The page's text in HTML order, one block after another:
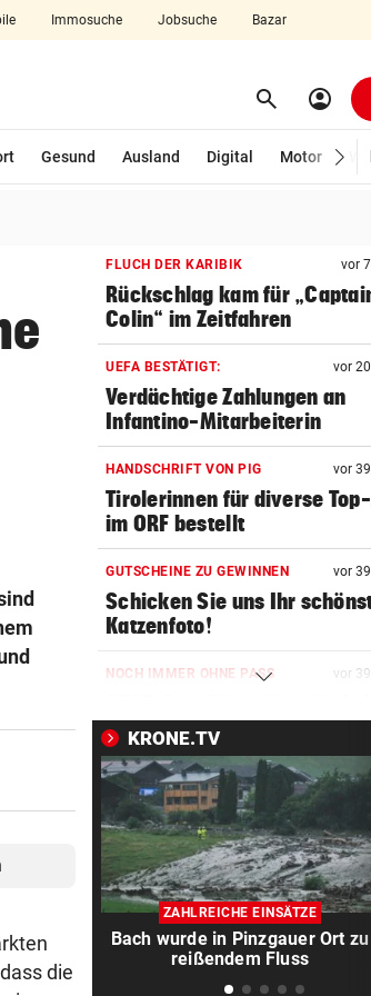
Immosuche Jobsuche Bazar
search Suchen
account_circle
Gesund Ausland Digital Motor
die
FLUCH DER KARIBIK vor
Rückschlag kam für
Colin“ im Zeitfahren
UEFA BESTÄTIGT: vor
Verdächtige Zahlungen an
Infantino-Mitarbeiterin
HANDSCHRIFT VON PIG vor
Tirolerinnen für diverse
im ORF bestellt
GUTSCHEINE ZU GEWINNEN vor
Schicken Sie uns Ihr
Katzenfoto!
NOCH IMMER OHNE PASS vor
Österreich
VORSCHLAG FÜR ROUTE vor 39
Land Salzburg hält dem S-
Bahn frei
POSSE UM ÖFB-CAMPUS vor
Wie Bezirksvorsteher
der MA 7 scheitert
KRONE.TV
ZAHLREICHE EINSÄTZE
Bach wurde in Pinzgauer Ort zu
reißendem Fluss